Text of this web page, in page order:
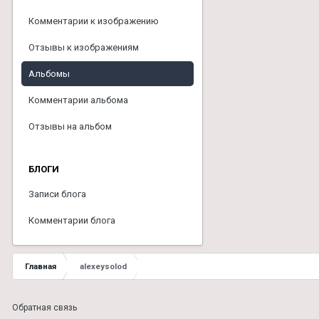
Комментарии к изображению
Отзывы к изображениям
Альбомы
Комментарии альбома
Отзывы на альбом
БЛОГИ
Записи блога
Комментарии блога
Главная alexeysolod
Обратная связь